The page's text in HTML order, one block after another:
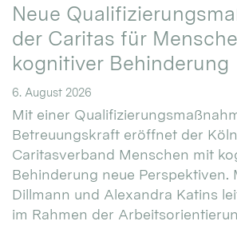
Neue
der Caritas für
kognitiver Behinderung
6. August 2026
Mit einer
Betreuungskraft eröffnet der
Caritasverband Menschen mit
Behinderung neue Perspektiven.
Dillmann und Alexandra Katins
im Rahmen der